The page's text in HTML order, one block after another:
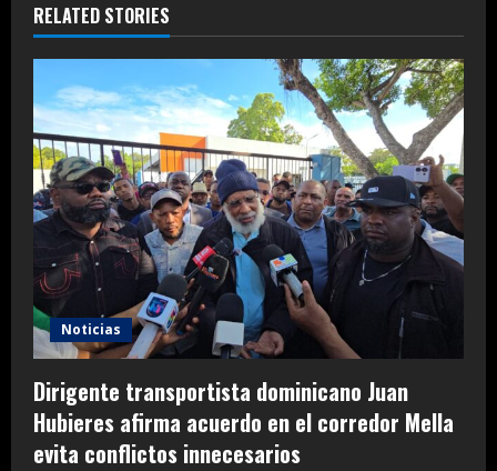
RELATED STORIES
Noticias
Dirigente transportista dominicano Juan
Hubieres afirma acuerdo en el corredor Mella
evita conflictos innecesarios